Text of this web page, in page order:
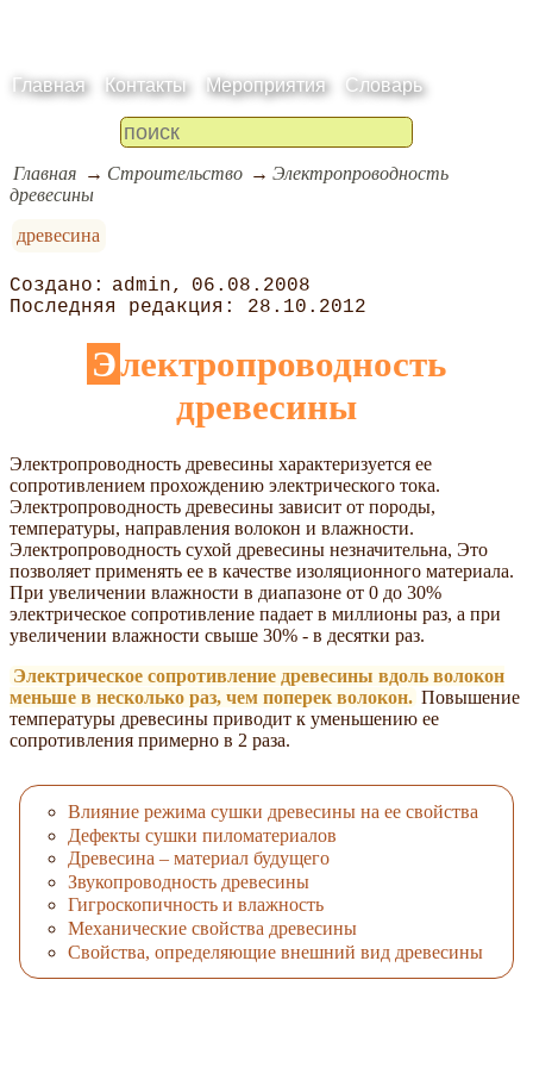
Главная Контакты Мероприятия Словарь
Главная Строительство
Электропроводность
древесины
древесина
admin
06.08.2008
28.10.2012
Электропроводность
древесины
Электропроводность древесины характеризуется ее
сопротивлением прохождению электрического тока.
Электропроводность древесины зависит от породы,
температуры, направления волокон и влажности.
Электропроводность сухой древесины незначительна, Это
позволяет применять ее в качестве изоляционного материала.
При увеличении влажности в диапазоне от 0 до 30%
электрическое сопротивление падает в миллионы раз, а при
увеличении влажности свыше 30% - в десятки раз.
Электрическое сопротивление древесины вдоль волокон
меньше в несколько раз, чем поперек волокон. Повышение
температуры древесины приводит к уменьшению ее
сопротивления примерно в 2 раза.
Влияние режима сушки древесины на ее свойства
Дефекты сушки пиломатериалов
Древесина – материал будущего
Звукопроводность древесины
Гигроскопичность и влажность
Механические свойства древесины
Свойства, определяющие внешний вид древесины